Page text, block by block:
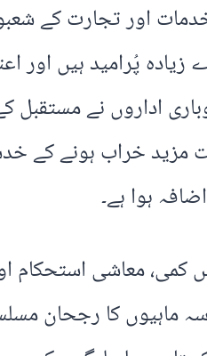
اور تجارت کے
مزید خراب ہونے کے
معاشی استحکام